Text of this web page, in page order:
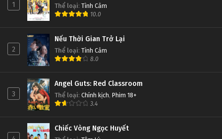
1 Thể loại: Tình Cảm
10.0
2
Nếu Thời Gian Trở Lại
Thể loại: Tình Cảm
8.0
3
Angel Guts: Red Classroom
Thể loại: Chính kịch, Phim 18+
3.4
Chiếc Vòng Ngọc Huyết